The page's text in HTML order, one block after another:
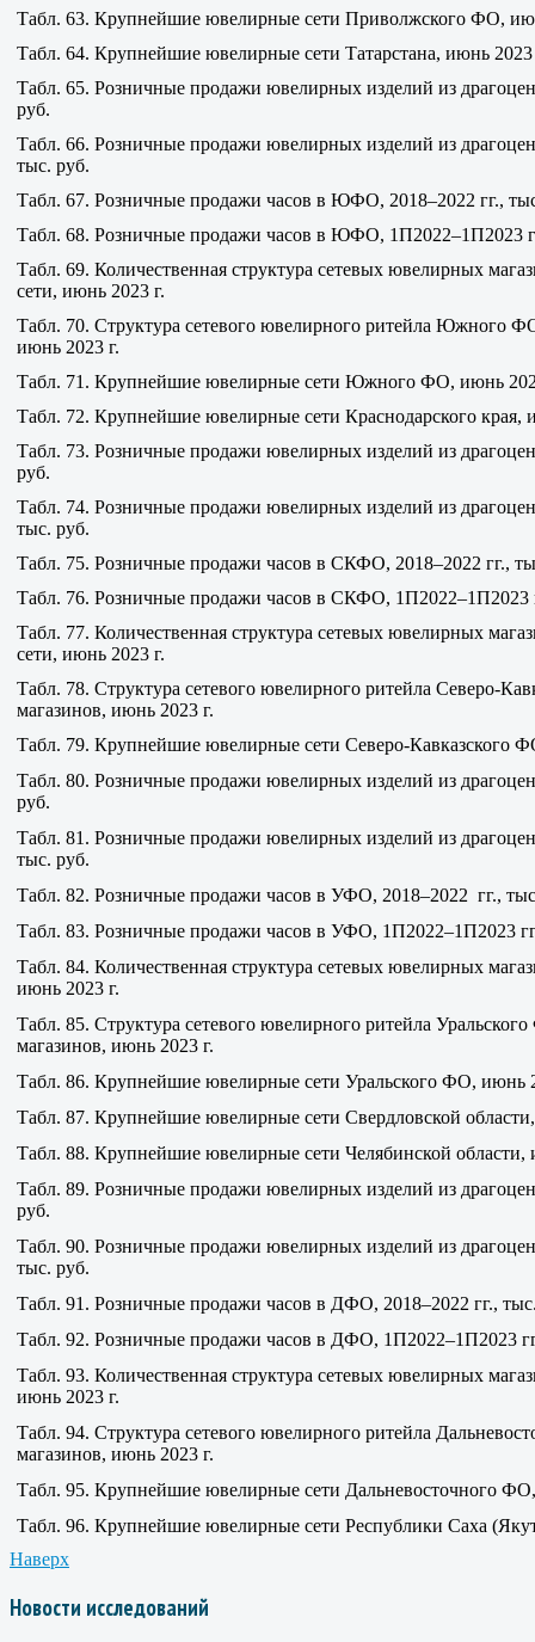
Табл. 63. Крупнейшие ювелирные сети Приволжского ФО,
Табл. 64. Крупнейшие ювелирные сети Татарстана, июнь 2023
Табл. 65. Розничные продажи ювелирных изделий из
руб.
Табл. 66. Розничные продажи ювелирных изделий из
тыс. руб.
Табл. 67. Розничные продажи часов в ЮФО, 2018–2022 гг.,
Табл. 68. Розничные продажи часов в ЮФО, 1П2022–1П2023
Табл. 69. Количественная структура сетевых ювелирных
сети, июнь 2023 г.
Табл. 70. Структура сетевого ювелирного ритейла Южного
июнь 2023 г.
Табл. 71. Крупнейшие ювелирные сети Южного ФО, июнь
Табл. 72. Крупнейшие ювелирные сети Краснодарского края,
Табл. 73. Розничные продажи ювелирных изделий из
руб.
Табл. 74. Розничные продажи ювелирных изделий из
тыс. руб.
Табл. 75. Розничные продажи часов в СКФО, 2018–2022 гг.,
Табл. 76. Розничные продажи часов в СКФО, 1П2022–1П2023
Табл. 77. Количественная структура сетевых ювелирных
сети, июнь 2023 г.
Табл. 78. Структура сетевого ювелирного ритейла Северо-
магазинов, июнь 2023 г.
Табл. 79. Крупнейшие ювелирные сети Северо-Кавказского
Табл. 80. Розничные продажи ювелирных изделий из
руб.
Табл. 81. Розничные продажи ювелирных изделий из
тыс. руб.
Табл. 82. Розничные продажи часов в УФО, 2018–2022 гг.,
Табл. 83. Розничные продажи часов в УФО, 1П2022–1П2023
Табл. 84. Количественная структура сетевых ювелирных
июнь 2023 г.
Табл. 85. Структура сетевого ювелирного ритейла
магазинов, июнь 2023 г.
Табл. 86. Крупнейшие ювелирные сети Уральского ФО, июнь
Табл. 87. Крупнейшие ювелирные сети Свердловской
Табл. 88. Крупнейшие ювелирные сети Челябинской области,
Табл. 89. Розничные продажи ювелирных изделий из
руб.
Табл. 90. Розничные продажи ювелирных изделий из
тыс. руб.
Табл. 91. Розничные продажи часов в ДФО, 2018–2022 гг.,
Табл. 92. Розничные продажи часов в ДФО, 1П2022–1П2023
Табл. 93. Количественная структура сетевых ювелирных
июнь 2023 г.
Табл. 94. Структура сетевого ювелирного ритейла
магазинов, июнь 2023 г.
Табл. 95. Крупнейшие ювелирные сети Дальневосточного
Табл. 96. Крупнейшие ювелирные сети Республики Саха
Наверх
Новости исследований